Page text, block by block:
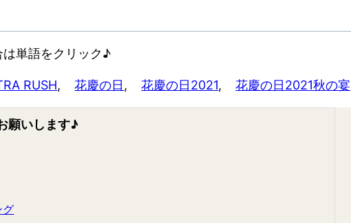
単語をクリック♪
RUSH, 花慶の日 , 花慶の日2021, 花慶の日2021秋の宴
願いします♪
グ